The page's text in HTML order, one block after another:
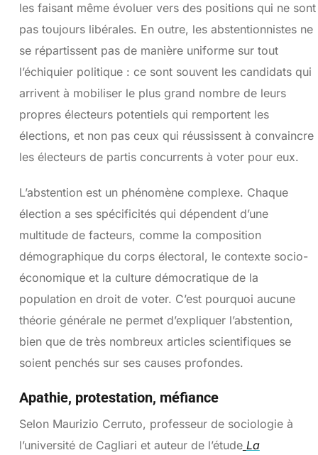
les faisant même évoluer vers des positions qui ne sont
pas toujours libérales. En outre, les abstentionnistes ne
se répartissent pas de manière uniforme sur tout
l’échiquier politique : ce sont souvent les candidats qui
arrivent à mobiliser le plus grand nombre de leurs
propres électeurs potentiels qui remportent les
élections, et non pas ceux qui réussissent à convaincre
les électeurs de partis concurrents à voter pour eux.
L’abstention est un phénomène complexe. Chaque
élection a ses spécificités qui dépendent d’une
multitude de facteurs, comme la composition
démographique du corps électoral, le contexte socio-
économique et la culture démocratique de la
population en droit de voter. C’est pourquoi aucune
théorie générale ne permet d’expliquer l’abstention,
bien que de très nombreux articles scientifiques se
soient penchés sur ses causes profondes.
Apathie, protestation, méfiance
Selon Maurizio Cerruto, professeur de sociologie à
l’université de Cagliari et auteur de l’étude La